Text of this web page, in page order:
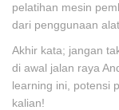
pelatihan mesin
dari penggunaan
Akhir kata; jangan
di awal jalan raya
learning ini, potensi
kalian!